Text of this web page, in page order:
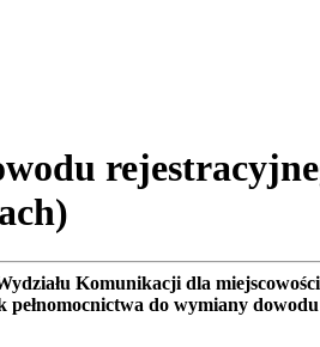
Komunikacji dla miejscowości
pełnomocnictwa do wymiany